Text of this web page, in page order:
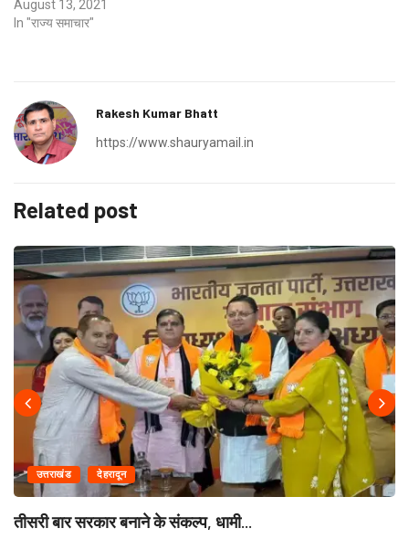
August 13, 2021
In "राज्य समाचार"
Rakesh Kumar Bhatt
https://www.shauryamail.in
Related post
उत्तराखंड देहरादून
तीसरी बार सरकार बनाने के संकल्प, धामी...